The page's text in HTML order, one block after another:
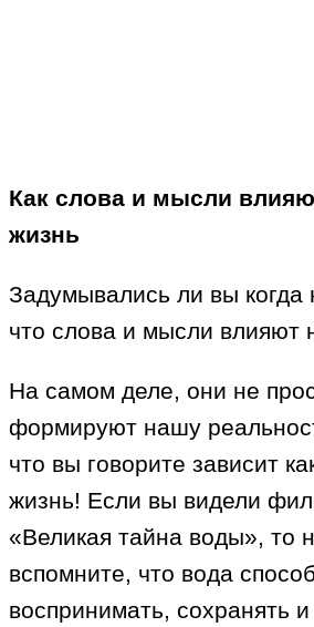
Как слова и мысли
жизнь
Задумывались ли вы когда
что слова и мысли влияют
На самом деле, они не
формируют нашу
что вы говорите зависит
жизнь! Если вы видели
«Великая тайна воды», то
вспомните, что вода
воспринимать, сохранять